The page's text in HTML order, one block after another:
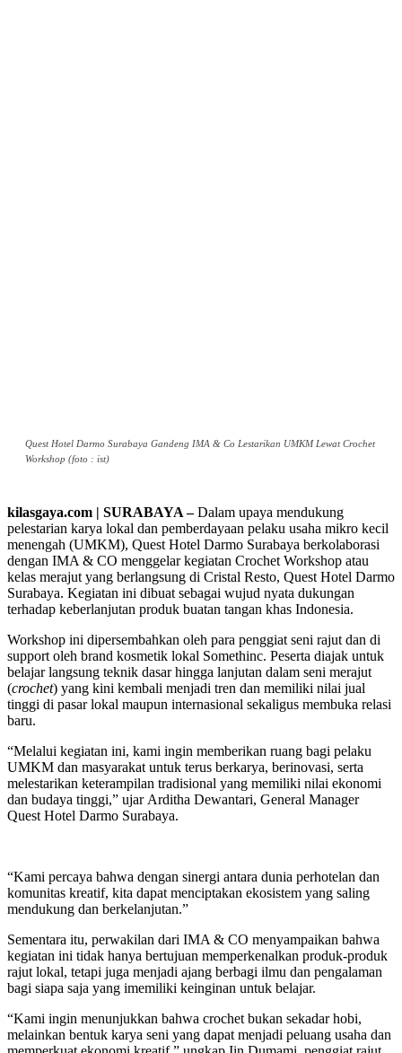
Quest Hotel Darmo Surabaya Gandeng IMA & Co Lestarikan UMKM Lewat Crochet
Workshop (foto : ist)
kilasgaya.com | SURABAYA –Dalam upaya mendukung
pelestarian karya lokal dan pemberdayaan pelaku usaha mikro kecil
menengah (UMKM), Quest Hotel Darmo Surabaya berkolaborasi
dengan IMA & CO menggelar kegiatan Crochet Workshop atau
kelas merajut yang berlangsung di Cristal Resto, Quest Hotel Darmo
Surabaya. Kegiatan ini dibuat sebagai wujud nyata dukungan
terhadap keberlanjutan produk buatan tangan khas Indonesia.
Workshop ini dipersembahkan oleh para penggiat seni rajut dan di
support oleh brand kosmetik lokal Somethinc. Peserta diajak untuk
belajar langsung teknik dasar hingga lanjutan dalam seni merajut
(crochet) yang kini kembali menjadi tren dan memiliki nilai jual
tinggi di pasar lokal maupun internasional sekaligus membuka relasi
baru.
“Melalui kegiatan ini, kami ingin memberikan ruang bagi pelaku
UMKM dan masyarakat untuk terus berkarya, berinovasi, serta
melestarikan keterampilan tradisional yang memiliki nilai ekonomi
dan budaya tinggi,” ujar Arditha Dewantari, General Manager
Quest Hotel Darmo Surabaya.
“Kami percaya bahwa dengan sinergi antara dunia perhotelan dan
komunitas kreatif, kita dapat menciptakan ekosistem yang saling
mendukung dan berkelanjutan.”
Sementara itu, perwakilan dari IMA & CO menyampaikan bahwa
kegiatan ini tidak hanya bertujuan memperkenalkan produk-produk
rajut lokal, tetapi juga menjadi ajang berbagi ilmu dan pengalaman
bagi siapa saja yang imemiliki keinginan untuk belajar.
“Kami ingin menunjukkan bahwa crochet bukan sekadar hobi,
melainkan bentuk karya seni yang dapat menjadi peluang usaha dan